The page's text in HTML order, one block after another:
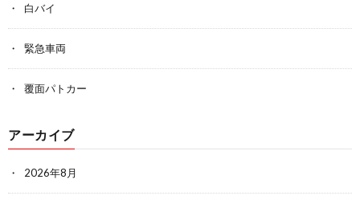
白バイ
緊急車両
覆面パトカー
アーカイブ
2026年8月